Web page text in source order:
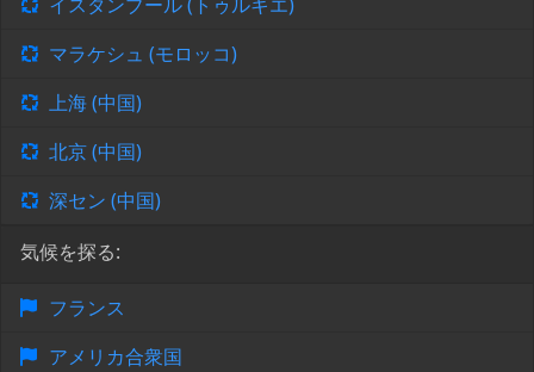
マラケシュ (モロッコ)
上海 (中国)
北京 (中国)
深セン (中国)
気候を探る:
フランス
アメリカ合衆国